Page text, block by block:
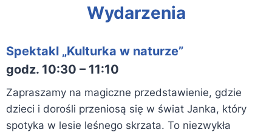
Wydarzenia
Spektakl „Kulturka w naturze”
godz. 10:30 – 11:10
Zapraszamy na magiczne przedstawienie, gdzie
dzieci i dorośli przeniosą się w świat Janka, który
spotyka w lesie leśnego skrzata. To niezwykła